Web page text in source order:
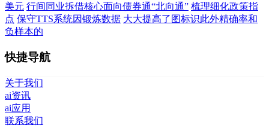
美元 行间同业拆借核心面向债券通“北向通” 梳理细化政策指
点 保守TTS系统因锻炼数据 大大提高了图标识此外精确率和
负样本的
快捷导航
关于我们
ai资讯
ai应用
联系我们